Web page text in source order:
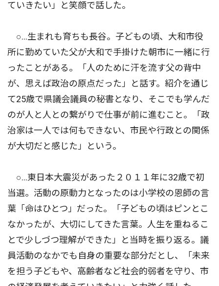
ていきたい」と笑顔で話した。
○…生まれも育ちも長谷。子どもの頃、大和市役
所に勤めていた父が大和で手掛けた朝市に一緒に行
ったことがある。「人のために汗を流す父の背中
が、思えば政治の原点だった」と話す。紹介を通じ
て25歳で県議会議員の秘書となり、そこでも学んだ
のが人と人との繋がりで仕事が前に進むこと。「政
治家は一人では何もできない、市民や行政との関係
が大切だと感じた」という。
○…東日本大震災があった２０１１年に32歳で初
当選。活動の原動力となったのは小学校の恩師の言
葉「命はひとつ」だった。「子どもの頃はピンとこ
なかったが、大切にしてきた言葉。人生を重ねるこ
とで少しづつ理解ができた」と当時を振り返る。議
員活動のなかでも自身の重要な部分だとし、「未来
を担う子どもや、高齢者など社会的弱者を守り、市